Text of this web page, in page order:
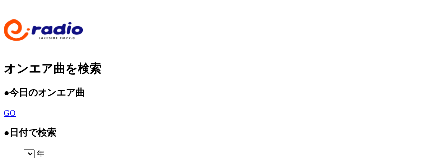
オンエア曲を検索
●今日のオンエア曲
GO
● 日付で検索
年